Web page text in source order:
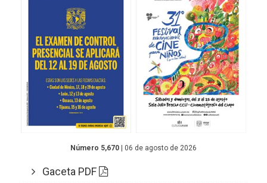
Número 5,670 | 06 de agosto de 2026
Gaceta PDF